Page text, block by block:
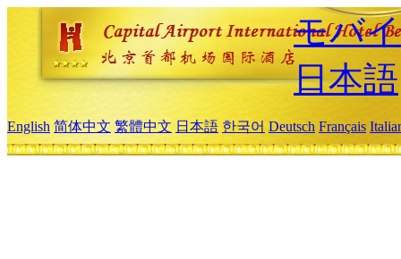
モバ
日本語
English 简体中文 繁體中文 日本語 한국어 Deutsch Français